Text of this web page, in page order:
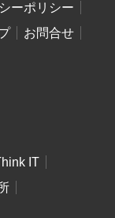
ーポリシー
お問合せ
IT